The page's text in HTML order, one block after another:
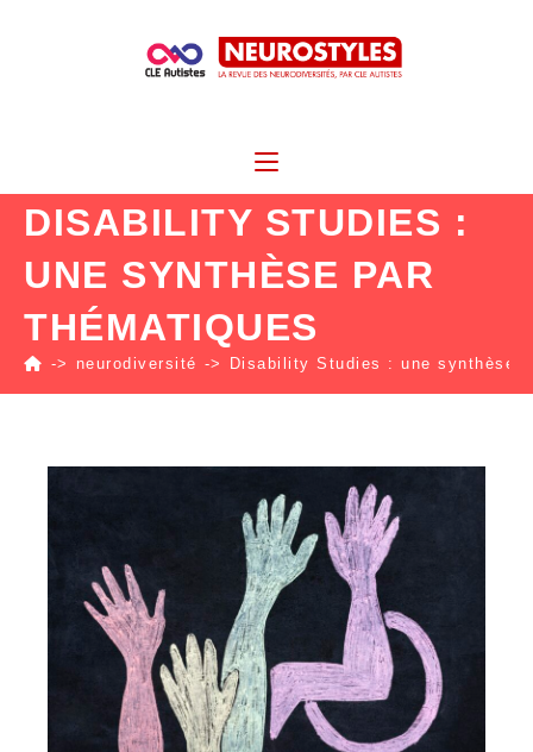
DISABILITY STUDIES :
UNE SYNTHÈSE PAR
THÉMATIQUES
-> neurodiversité -> Disability Studies : une synthèse